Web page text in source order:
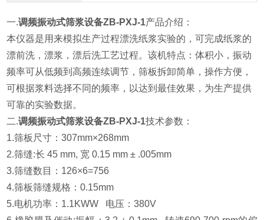
一.调频振动式筛浆设备ZB-PXJ-1产品介绍：
本仪器是用来模拟生产过程漂洗纸浆实验的，可完成纸浆的
漂前洗，漂浆，漂后洗工艺过程。该机特点：体积小，振动
频率可从低频到高频连续调节，筛板拆卸简单，操作方便，
可根据浆料选择不同的频率，以达到最佳效果，为生产提供
可靠的实验数据。
二.调频振动式筛浆设备ZB-PXJ-1技术参数：
1.筛板尺寸：307mm×268mm
2.筛缝:长 45 mm, 宽 0.15 mm ± .005mm
3.筛缝数目：126×6=756
4.筛板筛缝规格：0.15mm
5.电机功率：1.1KWW 电压：380V